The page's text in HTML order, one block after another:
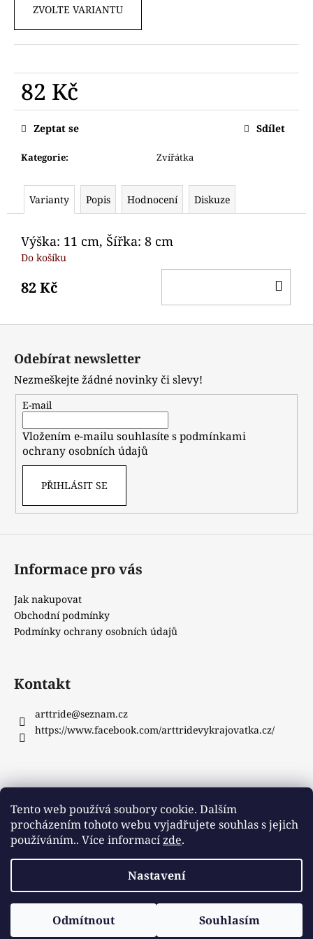
Tento web používá soubory cookie. Dalším
procházením tohoto webu vyjadřujete souhlas s jejich
používáním.. Více informacízde.
Nastavení
Odmítnout Souhlasím
ZVOLTE VARIANTU
82 Kč
Měrná
cena:
Kategorie: Zvířátka
Zeptat se Sdílet
Varianty Popis Hodnocení Diskuze
Výška: 11 cm, Šířka: 8 cm
Do košíku
82 Kč
j
e
e
NETOPÝR
75
Kč
Z
Odebírat newsletter
Nezmeškejte žádné novinky či slevy!
E-mail
Vložením e-mailu souhlasíte spodmínkami
ochrany osobních údajů
PŘIHLÁSIT SE
Informace pro vás
Jak nakupovat
Obchodní podmínky
Podmínky ochrany osobních údajů
Kontakt
arttride@seznam.cz
https://www.facebook.com/arttridevykrajovatka.cz/
Instagram
Copyright 2026ArtTride. Všechna práva vyhrazena.
Upravit nastavení cookies